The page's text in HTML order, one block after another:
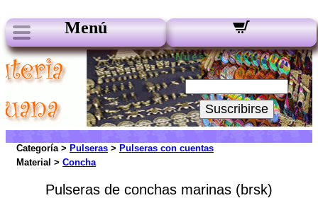
Menú
Nuestros boletines:
Su Email:
Suscribirse
Categoría > Pulseras > Pulseras con cuentas
Material > Concha
Pulseras de conchas marinas (brsk)